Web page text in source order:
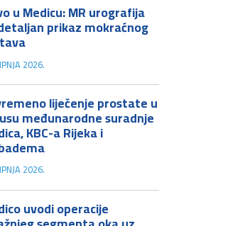
u Medicu: MR urografija
prikaz mokraćnog
2026.
liječenje prostate u
međunarodne suradnje
KBC-a Rijeka i
2026.
uvodi operacije